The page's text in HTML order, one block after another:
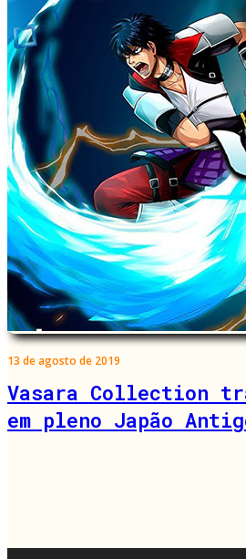
13 de agosto de 2019
Vasara Collection
em pleno Japão